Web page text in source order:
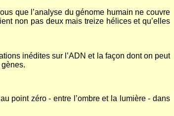
que l’analyse du génome humain ne couvre
non pas deux mais treize hélices et qu’elles
inédites sur l’ADN et la façon dont on peut
point zéro - entre l’ombre et la lumière - dans